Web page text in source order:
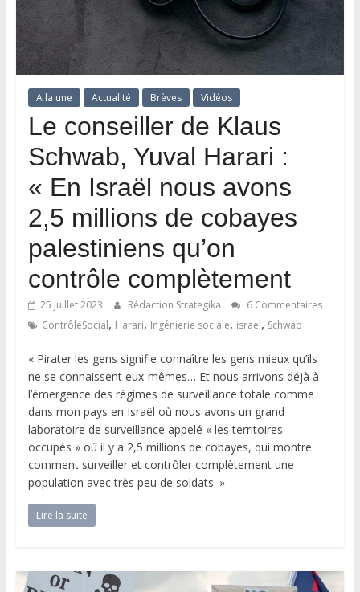
A la une Actualité Brèves Vidéos
Le conseiller de Klaus
Schwab, Yuval Harari :
« En Israël nous avons
2,5 millions de cobayes
palestiniens qu’on
contrôle complètement
25 juillet 2023 Rédaction Strategika
6 Commentaires
ContrôleSocial, Harari, Ingénierie sociale, israel, Schwab
« Pirater les gens signifie connaître les gens mieux qu’ils
ne se connaissent eux-mêmes… Et nous arrivons déjà à
l’émergence des régimes de surveillance totale comme
dans mon pays en Israël où nous avons un grand
laboratoire de surveillance appelé « les territoires
occupés » où il y a 2,5 millions de cobayes, qui montre
comment surveiller et contrôler complètement une
population avec très peu de soldats. »
Lire la suite